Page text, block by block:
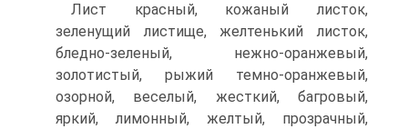
Лист красный, кожаный листок,
зеленущий листище, желтенький листок,
бледно-зеленый, нежно-оранжевый,
золотистый, рыжий темно-оранжевый,
озорной, веселый, жесткий, багровый,
яркий, лимонный, желтый, прозрачный,